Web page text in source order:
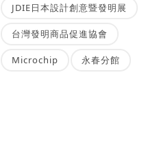
JDIE日本設計創意暨發明展
台灣發明商品促進協會
Microchip 永春分館